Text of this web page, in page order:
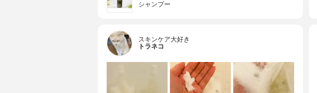
シャンプー
スキンケア大好き
トラネコ